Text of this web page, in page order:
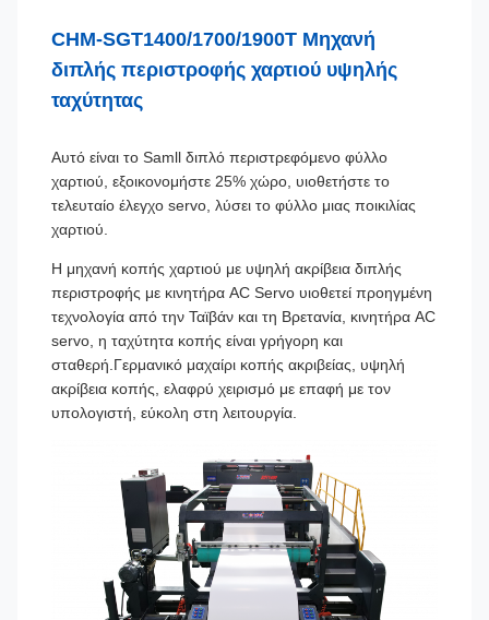
CHM-SGT1400/1700/1900T Μηχανή
διπλής περιστροφής χαρτιού υψηλής
ταχύτητας
Αυτό είναι το Samll διπλό περιστρεφόμενο φύλλο
χαρτιού, εξοικονομήστε 25% χώρο, υιοθετήστε το
τελευταίο έλεγχο servo, λύσει το φύλλο μιας ποικιλίας
χαρτιού.
Η μηχανή κοπής χαρτιού με υψηλή ακρίβεια διπλής
περιστροφής με κινητήρα AC Servo υιοθετεί προηγμένη
τεχνολογία από την Ταϊβάν και τη Βρετανία, κινητήρα AC
servo, η ταχύτητα κοπής είναι γρήγορη και
σταθερή.Γερμανικό μαχαίρι κοπής ακριβείας, υψηλή
ακρίβεια κοπής, ελαφρύ χειρισμό με επαφή με τον
υπολογιστή, εύκολη στη λειτουργία.